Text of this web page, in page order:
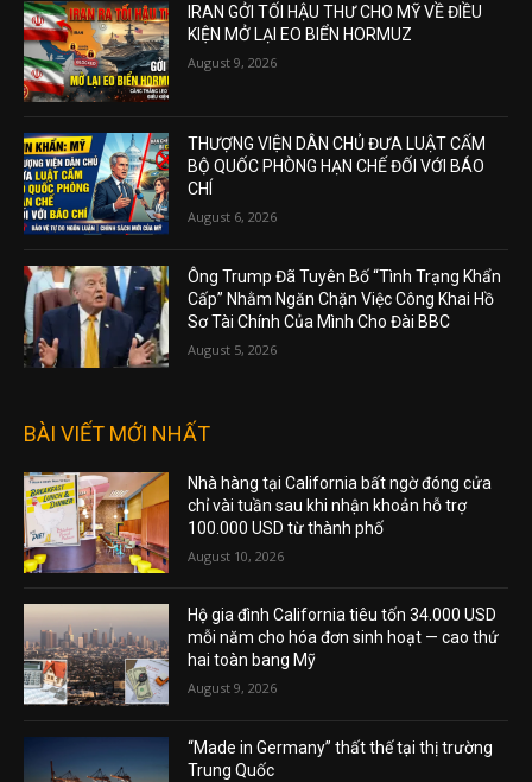
IRAN GỞI TỐI HẬU THƯ CHO MỸ VỀ ĐIỀU
KIỆN MỞ LẠI EO BIỂN HORMUZ
August 9, 2026
THƯỢNG VIỆN DÂN CHỦ ĐƯA LUẬT CẤM
BỘ QUỐC PHÒNG HẠN CHẾ ĐỐI VỚI BÁO
CHÍ
August 6, 2026
Ông Trump Đã Tuyên Bố “Tình Trạng Khẩn
Cấp” Nhằm Ngăn Chặn Việc Công Khai Hồ
Sơ Tài Chính Của Mình Cho Đài BBC
August 5, 2026
BÀI VIẾT MỚI NHẤT
Nhà hàng tại California bất ngờ đóng cửa
chỉ vài tuần sau khi nhận khoản hỗ trợ
100.000 USD từ thành phố
August 10, 2026
Hộ gia đình California tiêu tốn 34.000 USD
mỗi năm cho hóa đơn sinh hoạt — cao thứ
hai toàn bang Mỹ
August 9, 2026
“Made in Germany” thất thế tại thị trường
Trung Quốc